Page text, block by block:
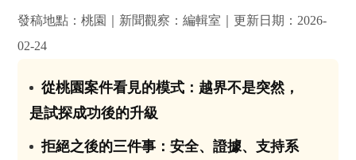
發稿地點：桃園｜新聞觀察：編輯室｜更新日期：2026-
02-24
從桃園案件看見的模式：越界不是突然，
是試探成功後的升級
拒絕之後的三件事：安全、證據、支持系